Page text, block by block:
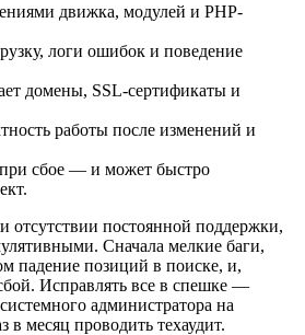
движка, модулей и PHP-
логи ошибок и поведение
домены, SSL-сертификаты и
работы после изменений и
при сбое — и может быстро
отсутствии постоянной поддержки,
Сначала мелкие баги,
падение позиций в поиске, и,
Исправлять все в спешке —
администратора на
в месяц проводить техаудит.